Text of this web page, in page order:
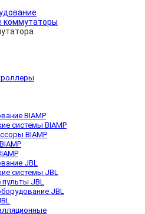
коммутаторы
BIAMP
системы BIAMP
BIAMP
JBL
системы JBL
JBL
JBL